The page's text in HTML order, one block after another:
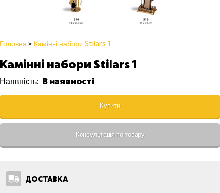
Головна Камінні набори Stilars 1
Камінні набори Stilars 1
Наявність: В наявності
Купити
Консультація по товару
ДОСТАВКА